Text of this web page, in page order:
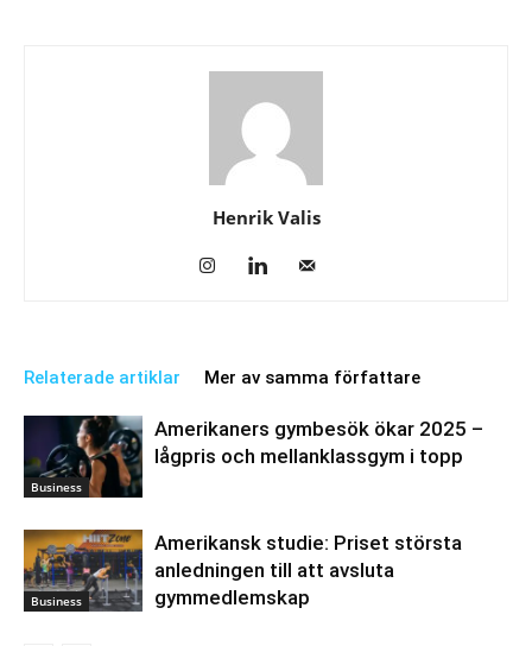
Henrik Valis
Relaterade artiklar Mer av samma författare
Business
Amerikaners gymbesök ökar 2025 –
lågpris och mellanklassgym i topp
Business
Amerikansk studie: Priset största
anledningen till att avsluta
gymmedlemskap